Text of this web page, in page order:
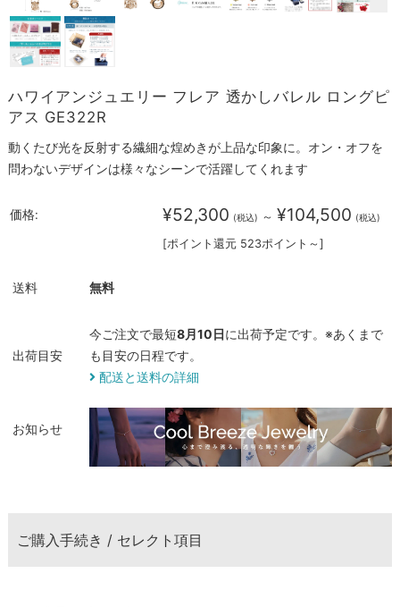
ハワイアンジュエリー フレア 透かしバレル ロングピ
アス GE322R
動くたび光を反射する繊細な煌めきが上品な印象に。オン・オフを
問わないデザインは様々なシーンで活躍してくれます
価格: ¥52,300 (税込) ～ ¥104,500 (税込)
[ポイント還元 523ポイント～]
送料 無料
出荷目安
今ご注文で最短8月10日に出荷予定です。※あくまで
も目安の日程です。
配送と送料の詳細
お知らせ
ご購入手続き / セレクト項目